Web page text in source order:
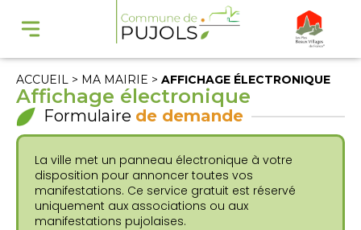
ACCUEIL > MA MAIRIE > AFFICHAGE ÉLECTRONIQUE
Affichage électronique
Formulaire de demande
La ville met un panneau électronique à votre
disposition pour annoncer toutes vos
manifestations. Ce service gratuit est réservé
uniquement aux associations ou aux
manifestations pujolaises.